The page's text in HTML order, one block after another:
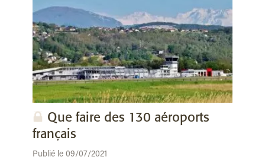
Que faire des 130 aéroports
français
Publié le 09/07/2021